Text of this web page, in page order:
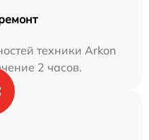
техники Arkon
2 часов.